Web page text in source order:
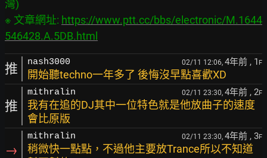
灣)
※ 文章網址: https://www.ptt.cc/bbs/electronic/M.1644
546428.A.5DB.html
推 nash3000 02/11 12:06, 4年前 , 1 F
開始聽techno一年多了 後悔沒早點喜歡XD
推
mithralin 02/11 23:30, 4年前 , 2F
我有在追的DJ其中一位特色就是他放曲子的速度
會比原版
→
mithralin 02/11 23:30, 4年前 , 3F
稍微快一點點，不過他主要放Trance所以不知道